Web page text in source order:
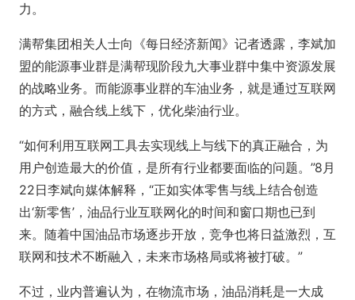
力。
满帮集团相关人士向《每日经济新闻》记者透露，李斌加
盟的能源事业群是满帮现阶段九大事业群中集中资源发展
的战略业务。而能源事业群的车油业务，就是通过互联网
的方式，融合线上线下，优化柴油行业。
“如何利用互联网工具去实现线上与线下的真正融合，为
用户创造最大的价值，是所有行业都要面临的问题。”8月
22日李斌向媒体解释，“正如实体零售与线上结合创造
出‘新零售’，油品行业互联网化的时间和窗口期也已到
来。随着中国油品市场逐步开放，竞争也将日益激烈，互
联网和技术不断融入，未来市场格局或将被打破。”
不过，业内普遍认为，在物流市场，油品消耗是一大成